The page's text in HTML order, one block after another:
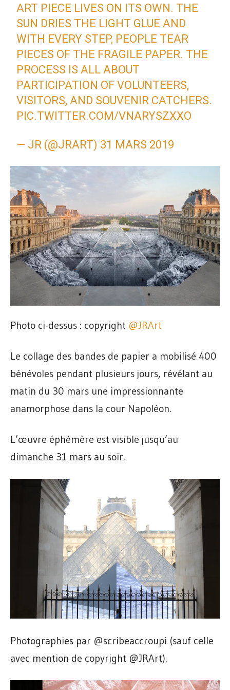
ART PIECE LIVES ON ITS OWN. THE
SUN DRIES THE LIGHT GLUE AND
WITH EVERY STEP, PEOPLE TEAR
PIECES OF THE FRAGILE PAPER. THE
PROCESS IS ALL ABOUT
PARTICIPATION OF VOLUNTEERS,
VISITORS, AND SOUVENIR CATCHERS.
PIC.TWITTER.COM/VNARYSZXXO
— JR (@JRART) 31 MARS 2019
Photo ci-dessus : copyright @JRArt
Le collage des bandes de papier a mobilisé 400
bénévoles pendant plusieurs jours, révélant au
matin du 30 mars une impressionnante
anamorphose dans la cour Napoléon.
L’œuvre éphémère est visible jusqu’au
dimanche 31 mars au soir.
Photographies par @scribeaccroupi (sauf celle
avec mention de copyright @JRArt).